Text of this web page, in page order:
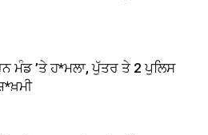
ਮੰਡ ’ਤੇ ਹ*ਮਲਾ, ਪੁੱਤਰ ਤੇ 2 ਪੁਲਿਸ